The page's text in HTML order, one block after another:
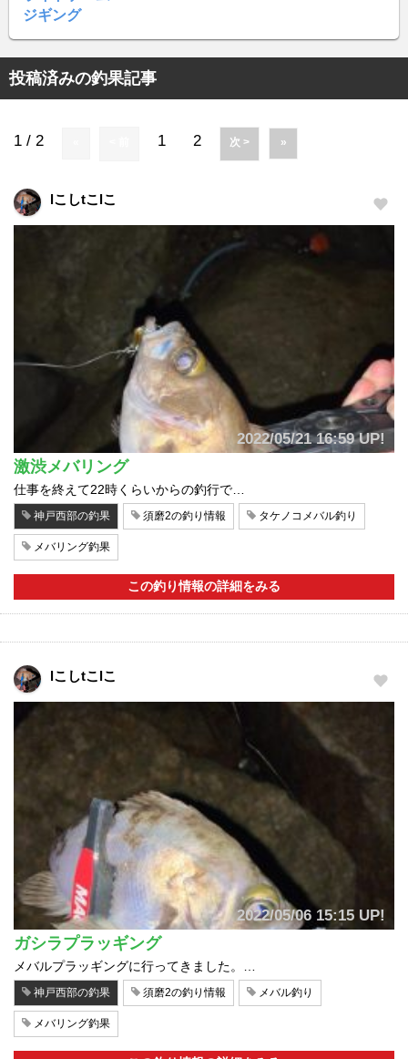
ジギング
投稿済みの釣果記事
1 / 2 1 2 次 > »
lこしtこlこ
2022/05/21 16:59 UP!
激渋メバリング
仕事を終えて22時くらいからの釣行で…
神戸西部の釣果 須磨2の釣り情報 タケノコメバル釣り
メバリング釣果
この釣り情報の詳細をみる
lこしtこlこ
2022/05/06 15:15 UP!
ガシラプラッギング
メバルプラッギングに行ってきました。…
神戸西部の釣果 須磨2の釣り情報 メバル釣り
メバリング釣果